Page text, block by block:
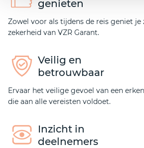
genieten
Zowel voor als tijdens de reis geniet
zekerheid van VZR Garant.
Veilig en
betrouwbaar
Ervaar het veilige gevoel van een
die aan alle vereisten voldoet.
Inzicht in
deelnemers